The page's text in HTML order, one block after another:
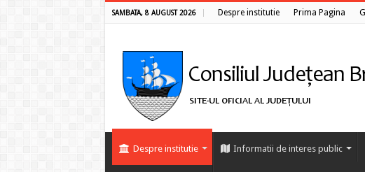
SAMBATA, 8 AUGUST 2026 Despre institutie Prima Pagina
Despre institutie Informatii de interes public